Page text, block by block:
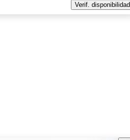
Verif. disponibilidad